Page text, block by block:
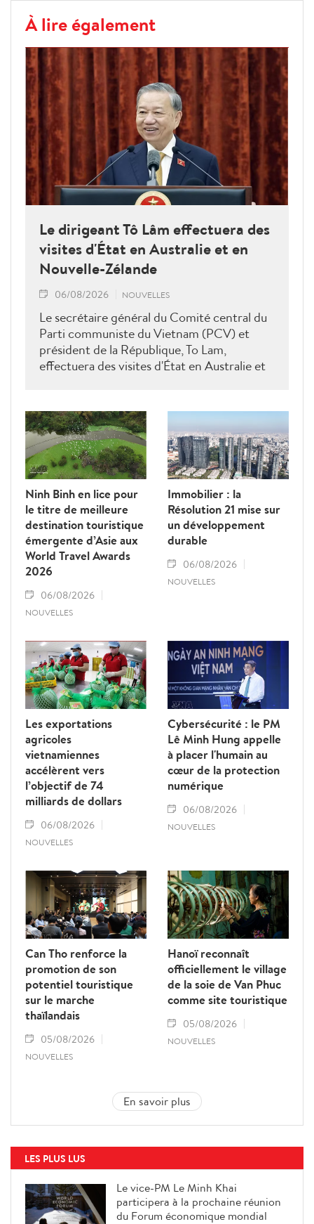
À lire également
Le dirigeant Tô Lâm effectuera des
visites d'État en Australie et en
Nouvelle-Zélande
06/08/2026 NOUVELLES
Le secrétaire général du Comité central du
Parti communiste du Vietnam (PCV) et
président de la République, To Lam,
effectuera des visites d'État en Australie et
Ninh Binh en lice pour
le titre de meilleure
destination touristique
émergente d’Asie aux
World Travel Awards
2026
06/08/2026
NOUVELLES
Immobilier : la
Résolution 21 mise sur
un développement
durable
06/08/2026
NOUVELLES
Les exportations
agricoles
vietnamiennes
accélèrent vers
l’objectif de 74
milliards de dollars
06/08/2026
NOUVELLES
Cybersécurité : le PM
Lê Minh Hung appelle
à placer l'humain au
cœur de la protection
numérique
06/08/2026
NOUVELLES
Can Tho renforce la
promotion de son
potentiel touristique
sur le marche
thaïlandais
05/08/2026
NOUVELLES
Hanoï reconnaît
officiellement le village
de la soie de Van Phuc
comme site touristique
05/08/2026
NOUVELLES
En savoir plus
LES PLUS LUS
Le vice-PM Le Minh Khai
participera à la prochaine réunion
du Forum économique mondial